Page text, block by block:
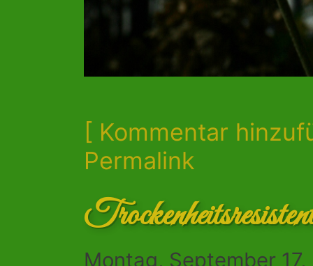
[ Kommentar
Permalink
Montag, September